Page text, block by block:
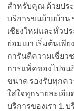
สำหรับคุณ ด้วยปร
บริการขนย้ายบ้าน
เชียงใหม่และทั่วป
ย่อมเยา เริ่มต้นเพี
การันตีความเชี่ย
การแพ็คของไปจน
ขนาด รองรับทุกค
ใส่ใจทุกรายละเอี
บริการของเรา 1.